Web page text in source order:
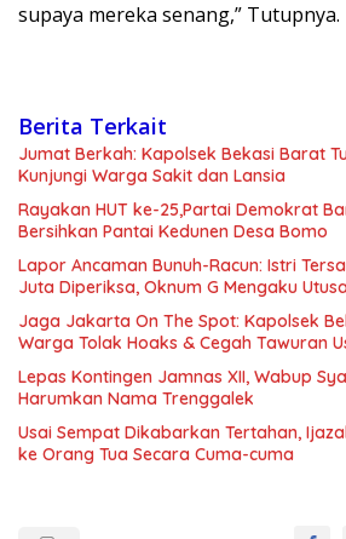
supaya mereka senang,” Tutupnya.
Berita Terkait
Jumat Berkah: Kapolsek Bekasi Barat
Kunjungi Warga Sakit dan Lansia
Rayakan HUT ke-25,Partai Demokrat
Bersihkan Pantai Kedunen Desa Bomo
Lapor Ancaman Bunuh-Racun: Istri
Juta Diperiksa, Oknum G Mengaku
Jaga Jakarta On The Spot: Kapolsek
Warga Tolak Hoaks & Cegah Tawuran
Lepas Kontingen Jamnas XII, Wabup
Harumkan Nama Trenggalek
Usai Sempat Dikabarkan Tertahan,
ke Orang Tua Secara Cuma-cuma